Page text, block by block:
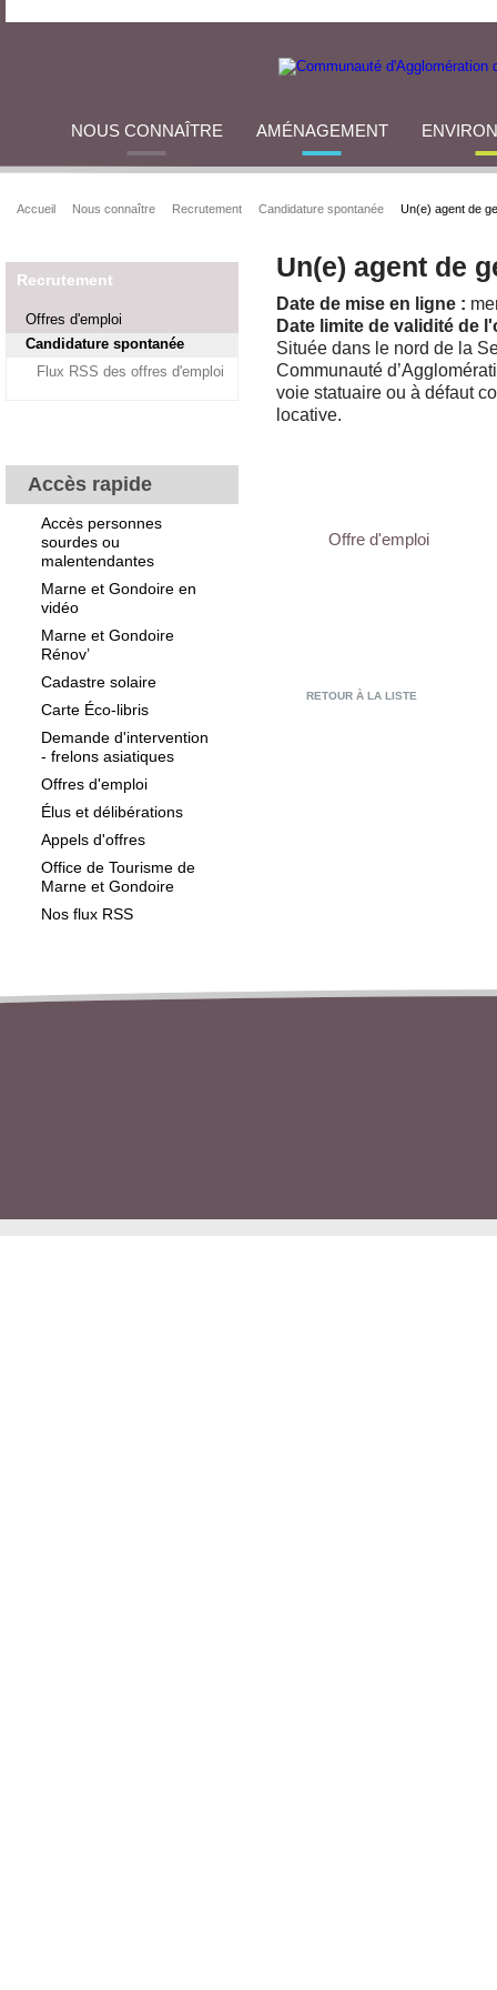
NOUS CONNAÎTRE AMÉNAGEMENT
Accueil Nous connaître Recrutement Candidature spontanée Un(e) agent de
Recrutement
Offres d'emploi
Candidature spontanée
Flux RSS des offres d'emploi
Accès rapide
Accès personnes
sourdes ou
malentendantes
Marne et Gondoire en
vidéo
Marne et Gondoire
Rénov’
Cadastre solaire
Carte Éco-libris
Demande d'intervention
- frelons asiatiques
Offres d'emploi
Élus et délibérations
Appels d'offres
Office de Tourisme de
Marne et Gondoire
Nos flux RSS
Un(e) agent de
Date de mise en ligne :
Date limite de validité de
Située dans le nord de la
Communauté
voie statuaire ou à défaut
locative.
Offre d'emploi
RETOUR À LA LISTE